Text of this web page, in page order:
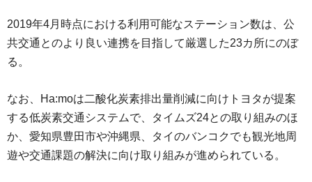
2019年4月時点における利用可能なステーション数は、公
共交通とのより良い連携を目指して厳選した23カ所にのぼ
る。
なお、Ha:moは二酸化炭素排出量削減に向けトヨタが提案
する低炭素交通システムで、タイムズ24との取り組みのほ
か、愛知県豊田市や沖縄県、タイのバンコクでも観光地周
遊や交通課題の解決に向け取り組みが進められている。